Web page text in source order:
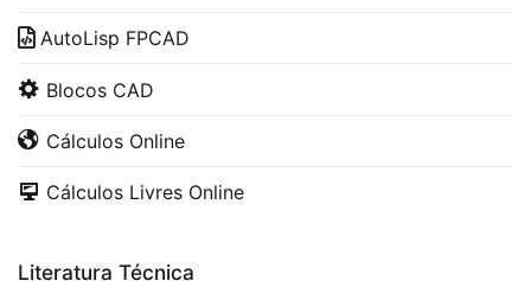
AutoLisp FPCAD
Blocos CAD
Cálculos Online
Cálculos Livres Online
Literatura Técnica